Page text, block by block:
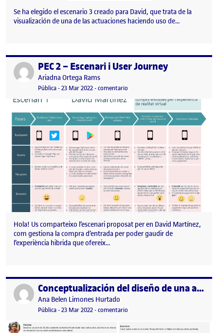
Se ha elegido el escenario 3 creado para David, que trata de la
visualización de una de las actuaciones haciendo uso de…
Publicado porPEC 2 – Escenari i User Journey
Publicado por
Ariadna Ortega Rams
Visibilidad:
Pública-Fecha de publicación
23 Mar 202227 enero, 2023 9:14 am
-comentario
Hola! Us comparteixo l’escenari proposat per en David Martínez,
com gestiona la compra d’entrada per poder gaudir de
l’experiència hibrida que ofereix…
Publicado por Conceptualización del diseño de una app para el festiva Mutek
Publicado por
Ana Belen Limones Hurtado
Visibilidad:
Pública-Fecha de publicación
23 Mar 2022-comentario